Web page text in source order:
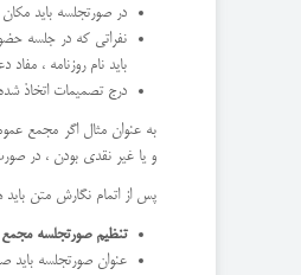
در صورتجلسه باید
نفراتی که در جلسه
باید نام روزنامه ،
درج تصمیمات اتخاذ
به عنوان مثال اگر مجمع
و یا غیر نقدی بودن ، در
پس از اتمام نگارش متن
تنظیم صورتجلسه مجمع
عنوان صورتجلسه باید